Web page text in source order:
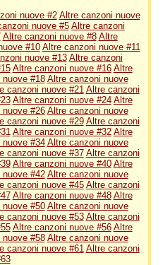
nuove #2 Altre canzoni nuove
nuove #5 Altre canzoni
Altre canzoni nuove #8 Altre
#10 Altre canzoni nuove #11
nuove #13 Altre canzoni
Altre canzoni nuove #16 Altre
#18 Altre canzoni nuove
canzoni nuove #21 Altre canzoni
Altre canzoni nuove #24 Altre
#26 Altre canzoni nuove
canzoni nuove #29 Altre canzoni
Altre canzoni nuove #32 Altre
#34 Altre canzoni nuove
canzoni nuove #37 Altre canzoni
Altre canzoni nuove #40 Altre
#42 Altre canzoni nuove
canzoni nuove #45 Altre canzoni
Altre canzoni nuove #48 Altre
#50 Altre canzoni nuove
canzoni nuove #53 Altre canzoni
Altre canzoni nuove #56 Altre
#58 Altre canzoni nuove
canzoni nuove #61 Altre canzoni